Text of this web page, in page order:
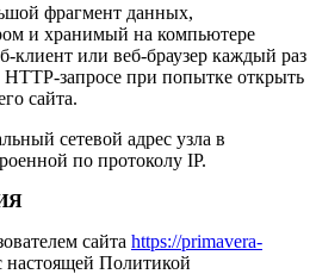
фрагмент данных,
и хранимый на компьютере
клиент или веб-браузер каждый раз
HTTP-запросе при попытке открыть
сайта.
сетевой адрес узла в
по протоколу IP.
сайта https://primavera-
настоящей Политикой